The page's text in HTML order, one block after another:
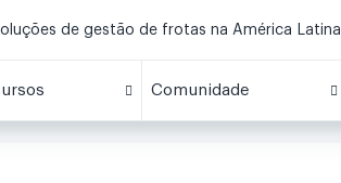
de gestão de frotas na América Latina
Comunidade